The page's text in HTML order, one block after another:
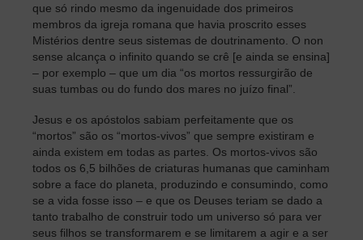
que só rindo mesmo da ingenuidade dos primeiros
membros da igreja romana que havia proscrito esses
Mistérios dentre seus sistemas de doutrinamento. O non
sense alcança o infinito quando se crê [e ainda se ensina]
– por exemplo – que um dia “os mortos ressurgirão de
suas tumbas ou do fundo dos mares no juízo final”.
Jesus e os apóstolos sabiam perfeitamente que os
“mortos” são os “mortos-vivos” que sempre existiram e
ainda existem em todas as partes. Os mortos-vivos são
todos os 6,5 bilhões de criaturas humanas que caminham
sobre a face do planeta, produzindo e consumindo, como
se a vida fosse isso – e que os Deuses teriam se dado a
tanto trabalho de construir todo um universo só para ver
seus filhos se transformarem e se limitarem a agir e a ser